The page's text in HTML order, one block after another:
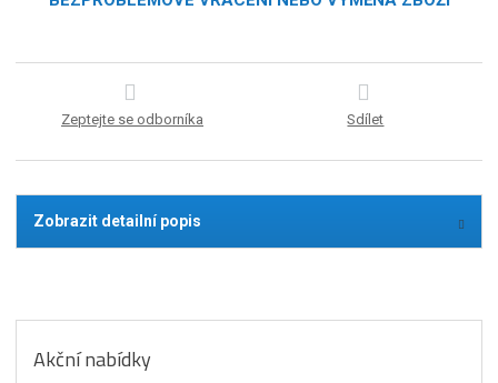
Zeptejte se odborníka Sdílet
Zobrazit detailní popis
Akční nabídky